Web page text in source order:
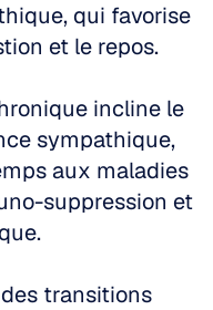
qui favorise
et le repos.
incline le
sympathique,
aux maladies
suppression et
transitions